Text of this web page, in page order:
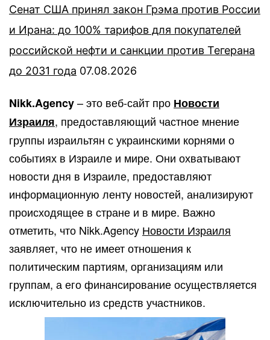
Сенат США принял закон Грэма против России
и Ирана: до 100% тарифов для покупателей
российской нефти и санкции против Тегерана
до 2031 года 07.08.2026
Nikk.Agency– это веб-сайт про Новости
Израиля, предоставляющий частное мнение
группы израильтян с украинскими корнями о
событиях в Израиле и мире. Они охватывают
новости дня в Израиле, предоставляют
информационную ленту новостей, анализируют
происходящее в стране и в мире. Важно
отметить, что Nikk.Agency Новости Израиля
заявляет, что не имеет отношения к
политическим партиям, организациям или
группам, а его финансирование осуществляется
исключительно из средств участников.